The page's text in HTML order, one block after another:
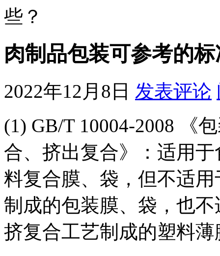
些？
肉制品包装可参考的
2022年12月8日 发表评论
(1) GB/T 10004-2008 《
合、挤出复合》：适用
料复合膜、袋，但不适
制成的包装膜、袋，也
挤复合工艺制成的塑料